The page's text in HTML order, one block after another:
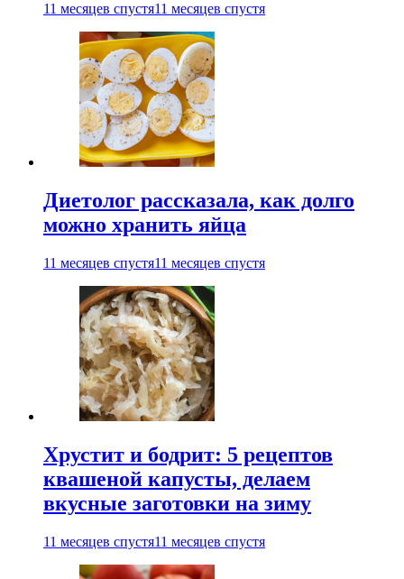
11 месяцев спустя11 месяцев спустя
Диетолог рассказала, как долго
можно хранить яйца
11 месяцев спустя11 месяцев спустя
Хрустит и бодрит: 5 рецептов
квашеной капусты, делаем
вкусные заготовки на зиму
11 месяцев спустя11 месяцев спустя